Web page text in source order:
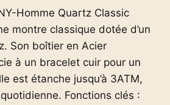
Homme Quartz Classic
montre classique dotée d’un
Son boîtier en Acier
à un bracelet cuir pour un
est étanche jusqu’à 3ATM,
Fonctions clés :